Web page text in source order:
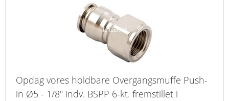
Opdag vores holdbare Overgangsmuffe Push-
in Ø5 - 1/8" indv. BSPP 6-kt. fremstillet i